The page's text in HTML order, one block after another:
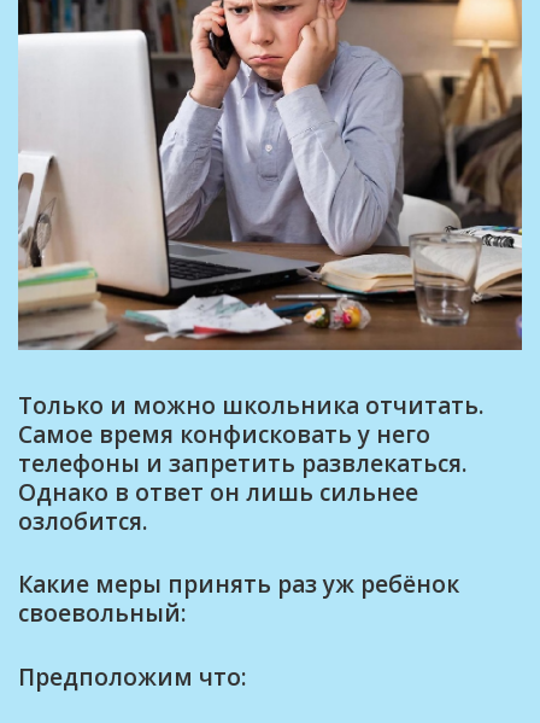
Только и можно школьника отчитать.
Самое время конфисковать у него
телефоны и запретить развлекаться.
Однако в ответ он лишь сильнее
озлобится.
Какие меры принять раз уж ребёнок
своевольный:
Предположим что: